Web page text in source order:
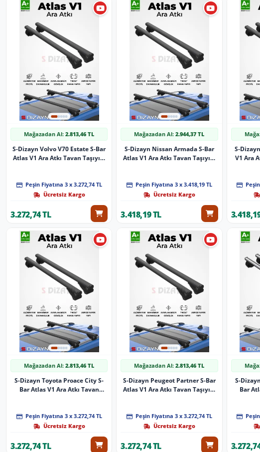
Mağazadan Al:2.813,46 TL
S-Dizayn Volvo V70 Estate S-Bar
Atlas V1 Ara Atkı Tavan Taşıyıcı
Peşin Fiyatına 3 x 3.272,74 TL
Ücretsiz Kargo
3.272,74 TL
Mağazadan Al:2.944,37 TL
S-Dizayn Nissan Armada S-Bar
Atlas V1 Ara Atkı Tavan Taşıyıcı
Peşin Fiyatına 3 x 3.418,19 TL
Ücretsiz Kargo
3.418,19 TL
S-
V1 Ara
Mağazadan Al:2.813,46 TL
S-Dizayn Toyota Proace City S-
Bar Atlas V1 Ara Atkı Tavan
Peşin Fiyatına 3 x 3.272,74 TL
Ücretsiz Kargo
3.272,74 TL
Mağazadan Al:2.813,46 TL
S-Dizayn Peugeot Partner S-Bar
Atlas V1 Ara Atkı Tavan Taşıyıcı
Peşin Fiyatına 3 x 3.272,74 TL
Ücretsiz Kargo
3.272,74 TL
S-
Bar